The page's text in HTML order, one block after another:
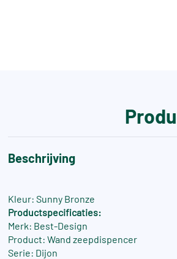
Beschrijving
Kleur: Sunny Bronze
Productspecificaties:
Merk: Best-Design
Product: Wand zeepdispencer
Serie: Dijon